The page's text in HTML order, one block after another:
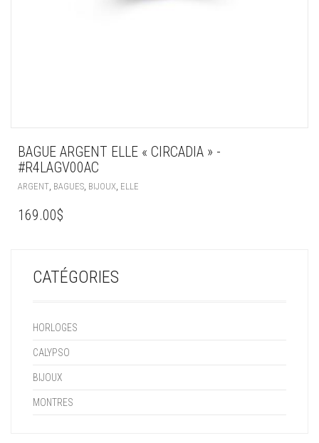
BAGUE ARGENT ELLE « CIRCADIA » -
#R4LAGV00AC
ARGENT BAGUES BIJOUX ELLE
169.00$
CATÉGORIES
HORLOGES
CALYPSO
BIJOUX
MONTRES